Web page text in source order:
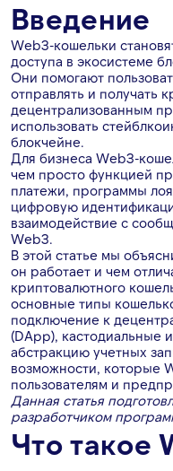
Введение
Web3-кошельки
доступа в экосистеме
Они помогают
отправлять и получать
децентрализованным
использовать
блокчейне.
Для бизнеса Web3-
чем просто функцией
платежи, программы
цифровую
взаимодействие с
Web3.
В этой статье мы
он работает и чем
криптовалютного
основные типы
подключение к
(DApp), кастодиальные
абстракцию учетных
возможности, которые
пользователям и
Данная статья
разработчиком
Что такое